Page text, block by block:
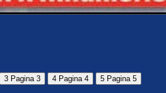
3 Pagina 3 4 Pagina 4 5 Pagina 5